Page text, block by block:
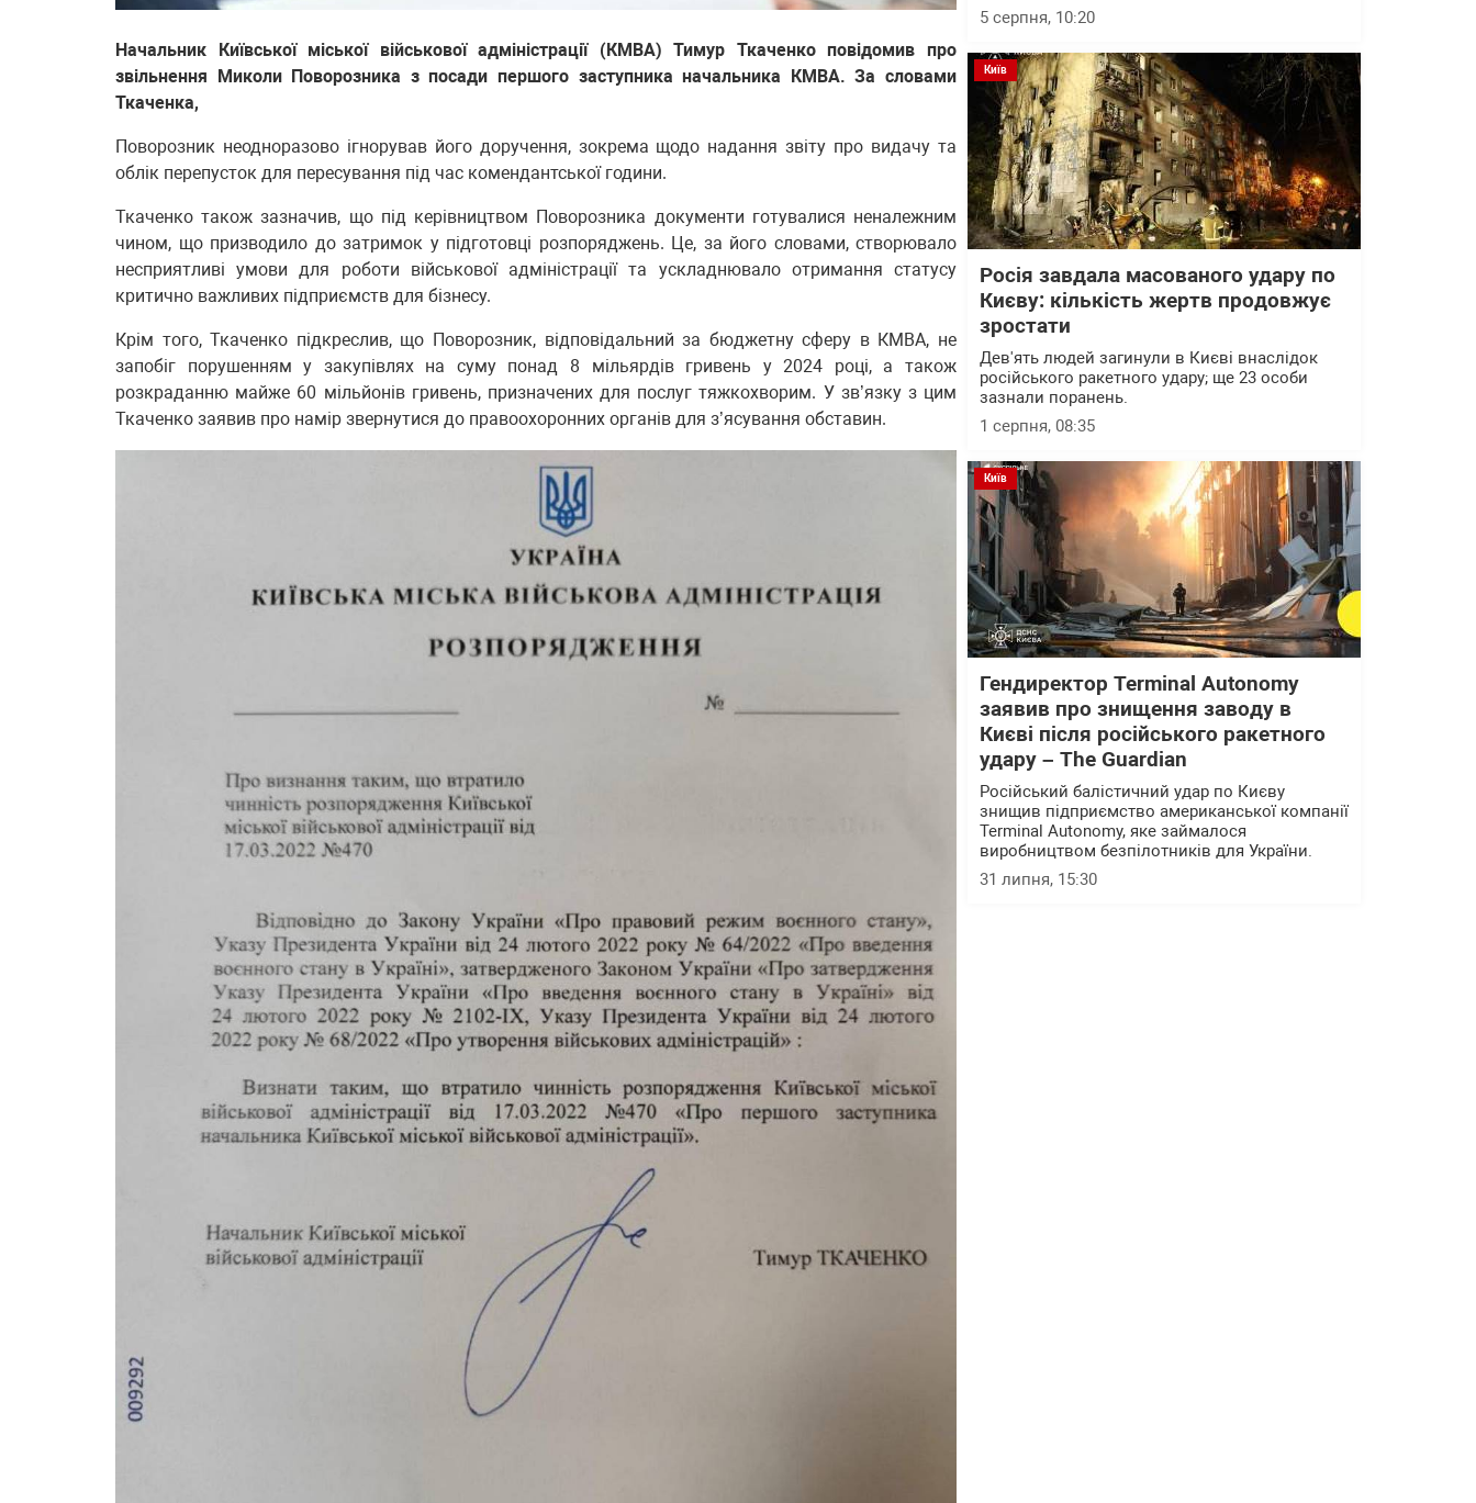
Начальник Київської міської військової адміністрації (КМВА) Тимур Ткаченко повідомив про
звільнення Миколи Поворозника з посади першого заступника начальника КМВА. За словами
Ткаченка,
Поворозник неодноразово ігнорував його доручення, зокрема щодо надання звіту про видачу та
облік перепусток для пересування під час комендантської години.
Ткаченко також зазначив, що під керівництвом Поворозника документи готувалися неналежним
чином, що призводило до затримок у підготовці розпоряджень. Це, за його словами, створювало
несприятливі умови для роботи військової адміністрації та ускладнювало отримання статусу
критично важливих підприємств для бізнесу.
Крім того, Ткаченко підкреслив, що Поворозник, відповідальний за бюджетну сферу в КМВА, не
запобіг порушенням у закупівлях на суму понад 8 мільярдів гривень у 2024 році, а також
розкраданню майже 60 мільйонів гривень, призначених для послуг тяжкохворим. У зв’язку з цим
Ткаченко заявив про намір звернутися до правоохоронних органів для з’ясування обставин.
5 серпня, 10:20
Київ
Росія завдала масованого удару по
Києву: кількість жертв продовжує
зростати
Дев'ять людей загинули в Києві внаслідок
російського ракетного удару; ще 23 особи
зазнали поранень.
1 серпня, 08:35
Київ
Гендиректор Terminal Autonomy
заявив про знищення заводу в
Києві після російського ракетного
удару – The Guardian
Російський балістичний удар по Києву
знищив підприємство американської компанії
Terminal Autonomy, яке займалося
виробництвом безпілотників для України.
31 липня, 15:30